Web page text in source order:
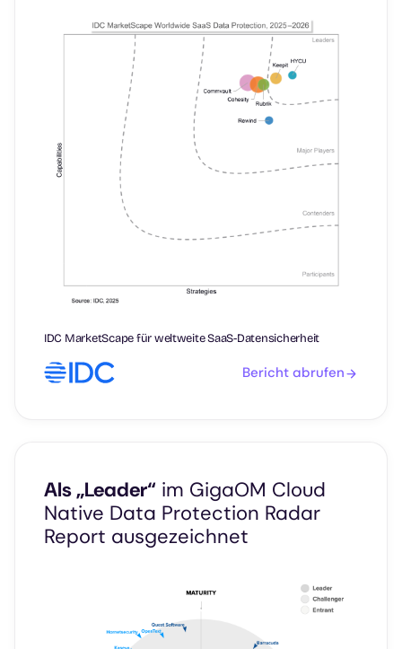
IDC MarketScape für weltweite SaaS-Datensicherheit
Bericht abrufen
Als „Leader“ im GigaOM Cloud
Native Data Protection Radar
Report ausgezeichnet